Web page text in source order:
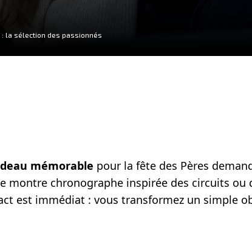
la sélection des passionnés
mémorable pour la fête des Pères
montre chronographe inspirée des circuits
est immédiat : vous transformez un simple